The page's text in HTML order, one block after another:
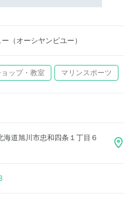
（オーシヤンビユー）
ップ・教室 マリンスポーツ
道旭川市忠和四条１丁目６